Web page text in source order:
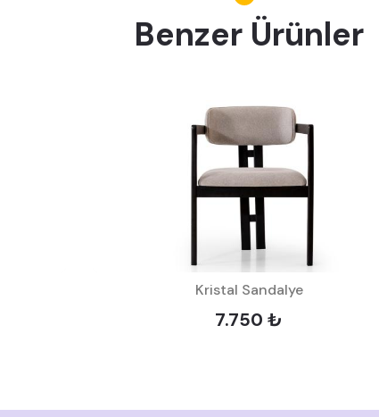
Benzer Ürünler
Kristal Sandalye
7.750 ₺